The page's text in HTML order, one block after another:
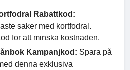
Rabattkod:
saker med kortfodral.
för att minska kostnaden.
Kampanjkod: Spara på
denna exklusiva